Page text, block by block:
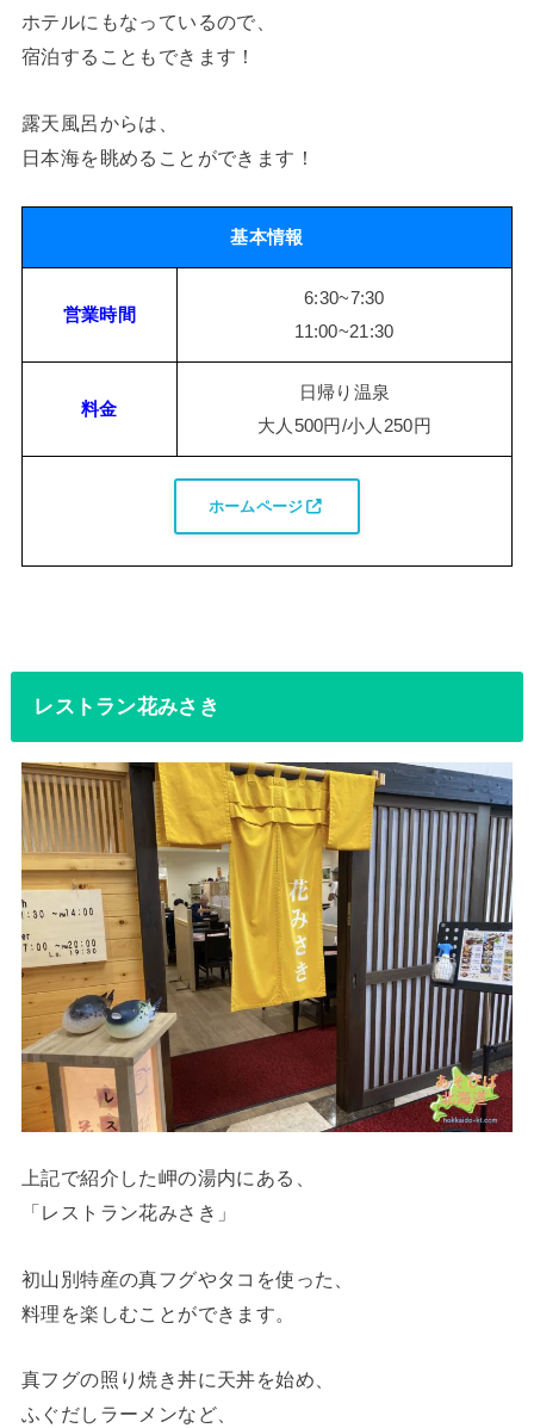
ホテルにもなっているので、
宿泊することもできます！
露天風呂からは、
日本海を眺めることができます！
基本情報
営業時間
6:30~7:30
11:00~21:30
料金
日帰り温泉
大人500円/小人250円
ホームページ
レストラン花みさき
上記で紹介した岬の湯内にある、
「レストラン花みさき」
初山別特産の真フグやタコを使った、
料理を楽しむことができます。
真フグの照り焼き丼に天丼を始め、
ふぐだしラーメンなど、